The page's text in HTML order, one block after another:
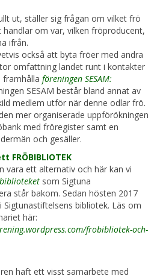
ut, ställer sig frågan om vilket frö
om var, vilken fröproducent,
ifrån.
också att byta fröer med andra
omfattning landet runt i kontakter
framhålla föreningen SESAM:
SESAM består bland annat av
medlem utför när denne odlar frö.
mer organiserade uppförökningen
med fröregister samt en
och gesäller.
FRÖBIBLIOTEK
vara ett alternativ och här kan vi
som Sigtuna
står bakom. Sedan hösten 2017
bibliotek. Läs om
här:
frobibliotek-och-
haft ett visst samarbete med